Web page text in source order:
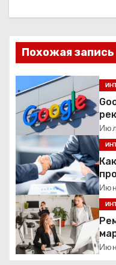
ц
и
я
п
о
з
а
п
и
с
Похожая запись